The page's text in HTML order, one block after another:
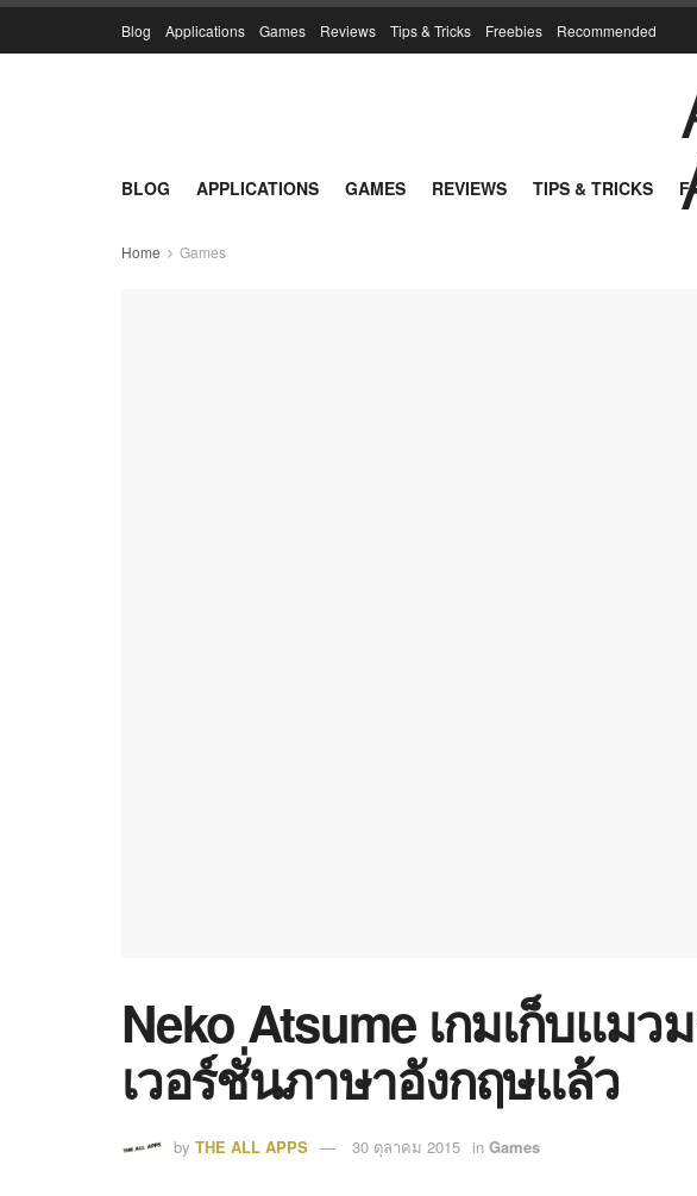
Blog Applications Games Reviews Tips & Tricks Freebies Recommended
BLOG APPLICATIONS GAMES REVIEWS TIPS & TRICKS
Home Games
Neko Atsume เกมเก็บแมว
เวอร์ชั่นภาษาอังกฤษแล้ว
by THE ALL APPS 30 ตุลาคม 2015 in Games